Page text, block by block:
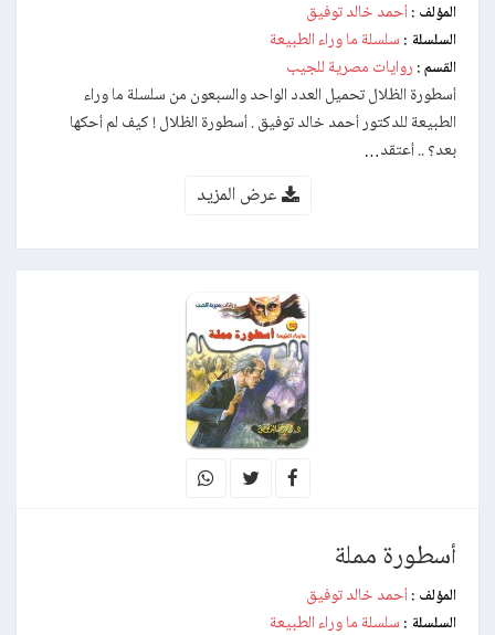
المؤلف : أحمد خالد توفيق
السلسلة : سلسلة ما وراء الطبيعة
القسم : روايات مصرية للجيب
أسطورة الظلال تحميل العدد الواحد والسبعون من سلسلة ما وراء
الطبيعة للدكتور أحمد خالد توفيق . أسطورة الظلال ! كيف لم أحكها
بعد؟ .. أعتقد…
عرض المزيد
أسطورة مملة
المؤلف : أحمد خالد توفيق
السلسلة : سلسلة ما وراء الطبيعة